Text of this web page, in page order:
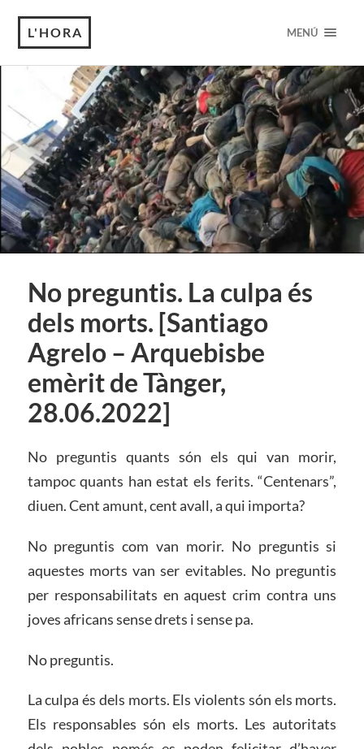
L'HORA MENÚ
No preguntis. La culpa és
dels morts. [Santiago
Agrelo – Arquebisbe
emèrit de Tànger,
28.06.2022]
No preguntis quants són els qui van morir,
tampoc quants han estat els ferits. “Centenars”,
diuen. Cent amunt, cent avall, a qui importa?
No preguntis com van morir. No preguntis si
aquestes morts van ser evitables. No preguntis
per responsabilitats en aquest crim contra uns
joves africans sense drets i sense pa.
No preguntis.
La culpa és dels morts. Els violents són els morts.
Els responsables són els morts. Les autoritats